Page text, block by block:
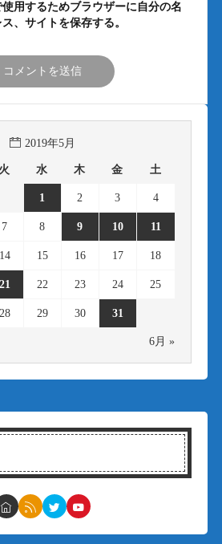
用するためブラウザーに自分の名
、サイトを保存する。
2019年5月
火 水 木 金 土
1 2 3 4
7 8 9 10 11
14 15 16 17 18
21 22 23 24 25
28 29 30 31
6月 »